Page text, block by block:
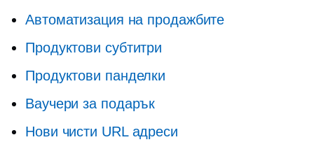
Автоматизация на продажбите
Продуктови субтитри
Продуктови панделки
Ваучери за подарък
Нови чисти URL адреси